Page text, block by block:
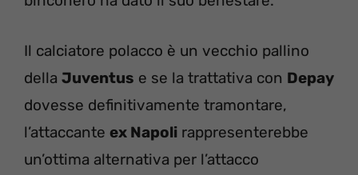
Il calciatore polacco è un vecchio pallino
della Juventus e se la trattativa con Depay
dovesse definitivamente tramontare,
l’attaccante ex Napoli rappresenterebbe
un’ottima alternativa per l’attacco